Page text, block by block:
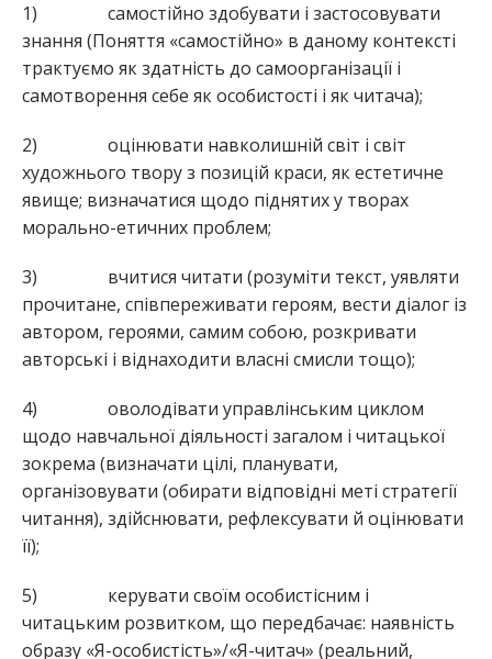
1) самостійно здобувати і застосовувати
знання (Поняття «самостійно» в даному контексті
трактуємо як здатність до самоорганізації і
самотворення себе як особистості і як читача);
2) оцінювати навколишній світ і світ
художнього твору з позицій краси, як естетичне
явище; визначатися щодо піднятих у творах
морально-етичних проблем;
3) вчитися читати (розуміти текст, уявляти
прочитане, співпереживати героям, вести діалог із
автором, героями, самим собою, розкривати
авторські і віднаходити власні смисли тощо);
4) оволодівати управлінським циклом
щодо навчальної діяльності загалом і читацької
зокрема (визначати цілі, планувати,
організовувати (обирати відповідні меті стратегії
читання), здійснювати, рефлексувати й оцінювати
її);
5) керувати своїм особистісним і
читацьким розвитком, що передбачає: наявність
образу «Я-особистість»/«Я-читач» (реальний,